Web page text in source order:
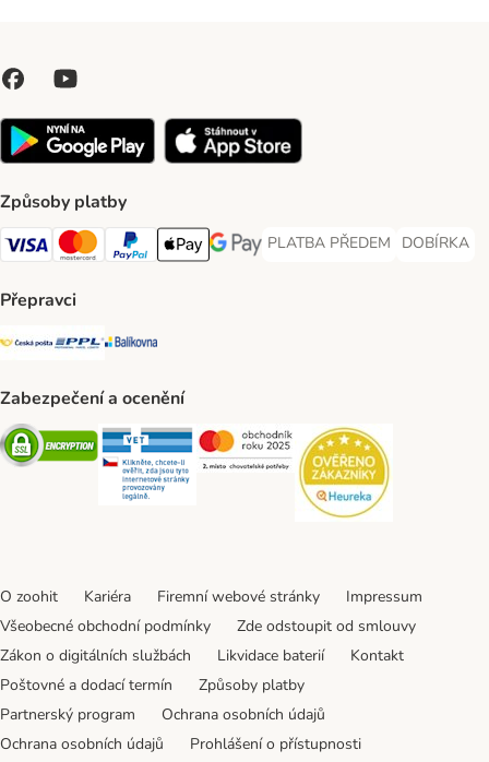
Způsoby platby
Visa Payment Method
Mastercard Payment Method
PayPal Payment Method
Apple pay Payment Method
GooglePay Payment Method
PLATBA PŘEDEM
PLATBA PŘEDEM Payment
DOBÍRKA
DOBÍRKA
Přepravci
Česká pošta Shipping Method
PPL Shipping Method
Balíkovna Shipping Method
Zabezpečení a ocenění
Security Security Security
O zoohit Kariéra Firemní webové stránky
Impressum
Všeobecné obchodní podmínky
Zde odstoupit od smlouvy
Zákon o digitálních službách
Likvidace baterií
Kontakt
Poštovné a dodací termín
Způsoby platby
Partnerský program
Ochrana osobních údajů
Ochrana osobních údajů
Prohlášení o přístupnosti